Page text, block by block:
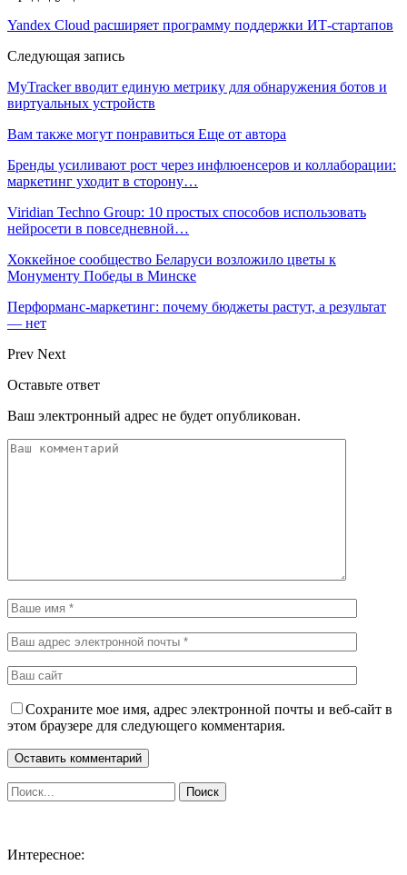
Yandex Cloud расширяет программу поддержки ИТ-стартапов
Следующая запись
MyTracker вводит единую метрику для обнаружения ботов и
виртуальных устройств
Вам также могут понравиться Еще от автора
Бренды усиливают рост через инфлюенсеров и коллаборации:
маркетинг уходит в сторону…
Viridian Techno Group: 10 простых способов использовать
нейросети в повседневной…
Хоккейное сообщество Беларуси возложило цветы к
Монументу Победы в Минске
Перформанс-маркетинг: почему бюджеты растут, а результат
— нет
Prev Next
Оставьте ответ
Ваш электронный адрес не будет опубликован.
Сохраните мое имя, адрес электронной почты и веб-сайт в
этом браузере для следующего комментария.
Интересное: